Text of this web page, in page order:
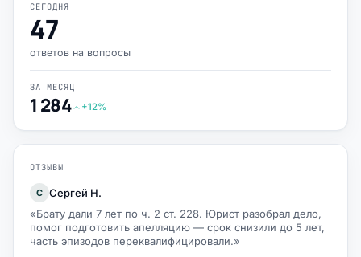
СЕГОДНЯ
47
ответов на вопросы
ЗА МЕСЯЦ
1 284 +12%
ОТЗЫВЫ
С Сергей Н.
«Брату дали 7 лет по ч. 2 ст. 228. Юрист разобрал дело,
помог подготовить апелляцию — срок снизили до 5 лет,
часть эпизодов переквалифицировали.»